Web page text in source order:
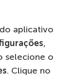
aplicativo
,
selecione o
. Clique no